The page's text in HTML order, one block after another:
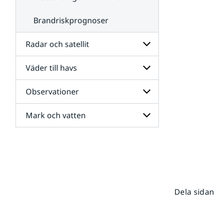
Brandriskprognoser
Radar och satellit
Undersidor
för
Radar
och
satellit
Väder till havs
Undersidor
för
Väder
till
havs
Observationer
Undersidor
för
Mark och vatten
Dela sidan